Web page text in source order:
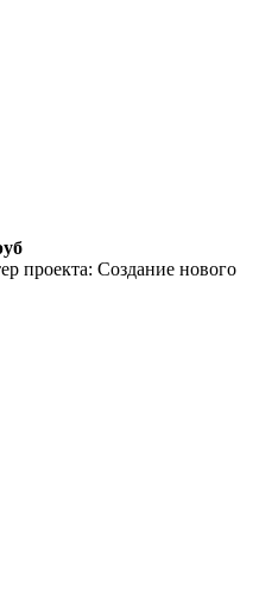
проекта: Создание нового